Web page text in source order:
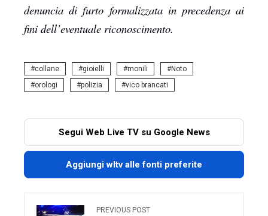
denuncia di furto formalizzata in precedenza ai
fini dell’eventuale riconoscimento.
collane gioielli monili
Noto
orologi
polizia vico brancati
Segui Web Live TV su Google News
Aggiungi wltv alle fonti preferite
PREVIOUS POST